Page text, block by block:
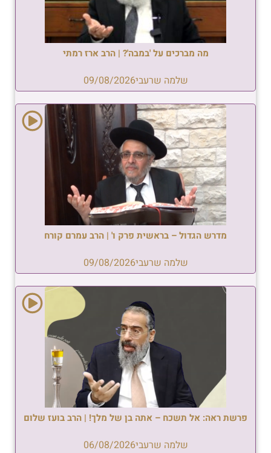
מה מברכים על 'במבה'? | הרב ארז רמתי
שלמה שרעבי09/08/2026
מדרש הגדול – בראשית פרק ו' | הרב עמרם קורח
שלמה שרעבי09/08/2026
פרשת ראה: אל תשכח – אתה בן של מלך! | הרב בועז שלום
שלמה שרעבי06/08/2026